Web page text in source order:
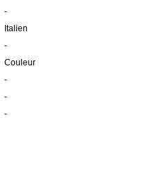
-
Italien
-
Couleur
-
-
-